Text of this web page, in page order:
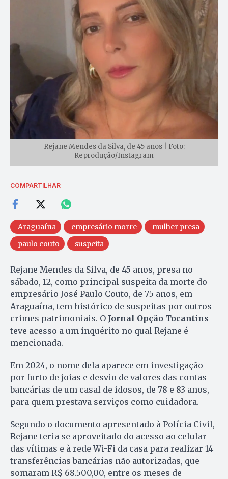
Rejane Mendes da Silva, de 45 anos | Foto:
Reprodução/Instagram
COMPARTILHAR
Araguaína empresário morre
mulher presa
paulo couto
suspeita
Rejane Mendes da Silva, de 45 anos, presa no
sábado, 12, como principal suspeita da morte do
empresário José Paulo Couto, de 75 anos, em
Araguaína, tem histórico de suspeitas por outros
crimes patrimoniais. O Jornal Opção Tocantins
teve acesso a um inquérito no qual Rejane é
mencionada.
Em 2024, o nome dela aparece em investigação
por furto de joias e desvio de valores das contas
bancárias de um casal de idosos, de 78 e 83 anos,
para quem prestava serviços como cuidadora.
Segundo o documento apresentado à Polícia Civil,
Rejane teria se aproveitado do acesso ao celular
das vítimas e à rede Wi-Fi da casa para realizar 14
transferências bancárias não autorizadas, que
somaram R$ 68.500,00, entre os meses de